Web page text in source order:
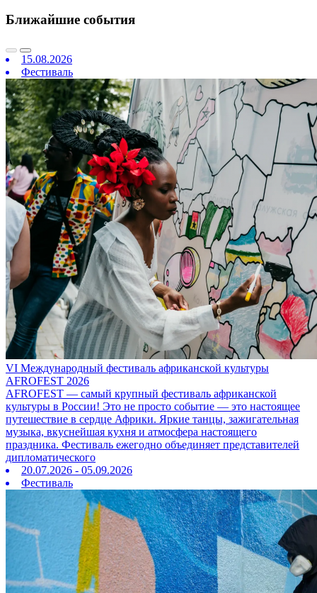
Ближайшие события
15.08.2026
Фестиваль
VI Международный фестиваль африканской культуры
AFROFEST 2026
AFROFEST — самый крупный фестиваль африканской
культуры в России! Это не просто событие — это настоящее
путешествие в сердце Африки. Яркие танцы, зажигательная
музыка, вкуснейшая кухня и атмосфера настоящего
праздника. Фестиваль ежегодно объединяет представителей
дипломатического
20.07.2026 - 05.09.2026
Фестиваль